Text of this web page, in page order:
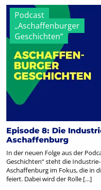
Podcast
„Aschaffenburger
Geschichten“
Episode 8: Die
Aschaffenburg
In der neuen Folge aus der
Geschichten“ steht die
Aschaffenburg im Fokus, die in
feiert. Dabei wird der Rolle […]